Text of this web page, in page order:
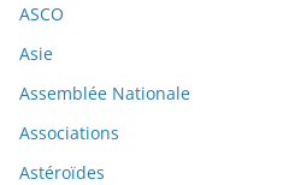
ASCO
Asie
Assemblée Nationale
Associations
Astéroïdes